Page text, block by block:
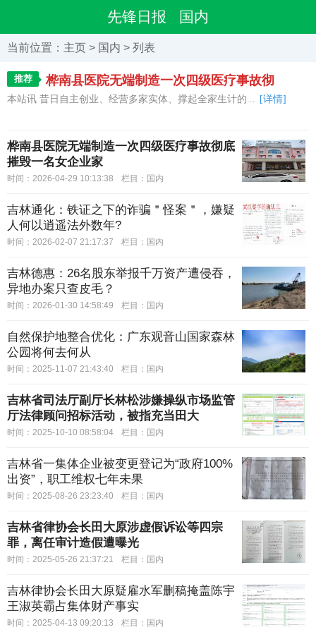
先锋日报 国内
当前位置： 主页 > 国内 > 列表
推荐 桦南县医院无端制造一次四级医疗事故彻
本站讯 昔日自主创业、经营多家实体、撑起全家生计的... [详情]
桦南县医院无端制造一次四级医疗事故彻底
摧毁一名女企业家
时间：2026-04-29 10:13:38 栏目： 国内
吉林通化：铁证之下的诈骗＂怪案＂，嫌疑
人何以逍遥法外数年?
时间：2026-02-07 21:17:37 栏目： 国内
吉林德惠：26名股东举报千万资产遭侵吞，
异地办案只查皮毛？
时间：2026-01-30 14:58:49 栏目： 国内
自然保护地整合优化：广东观音山国家森林
公园将何去何从
时间：2025-11-07 21:43:40 栏目： 国内
吉林省司法厅副厅长林松涉嫌操纵市场监管
厅法律顾问招标活动，被指充当田大
时间：2025-10-10 08:58:04 栏目： 国内
吉林省一集体企业被变更登记为“政府100%
出资”，职工维权七年未果
时间：2025-08-26 23:23:40 栏目： 国内
吉林省律协会长田大原涉虚假诉讼等四宗
罪，离任审计造假遭曝光
时间：2025-05-26 21:37:21 栏目： 国内
吉林律协会长田大原疑雇水军删稿掩盖陈宇
王淑英霸占集体财产事实
时间：2025-04-13 09:20:13 栏目： 国内